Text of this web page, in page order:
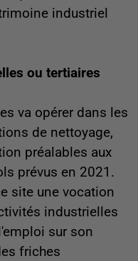
industriel
ou tertiaires
va opérer dans les
de nettoyage,
préalables aux
prévus en 2021.
site une vocation
industrielles
sur son
friches